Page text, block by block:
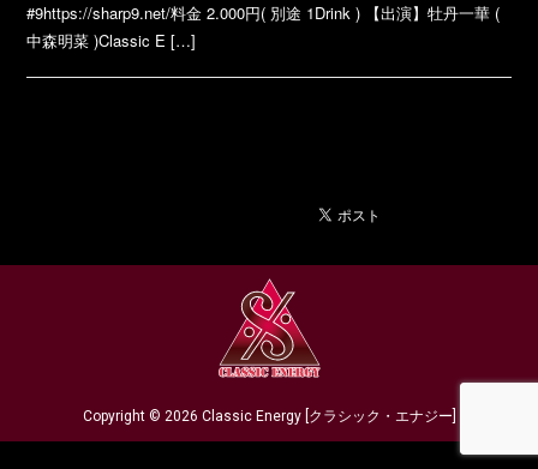
#9https://sharp9.net/料金 2.000円( 別途 1Drink ) 【出演】牡丹一華 (
中森明菜 )Classic E […]
Copyright © 2026 Classic Energy [クラシック・エナジー]